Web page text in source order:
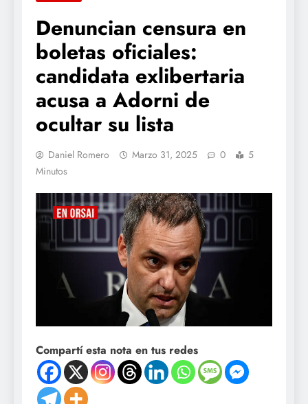
Denuncian censura en
boletas oficiales:
candidata exlibertaria
acusa a Adorni de
ocultar su lista
Daniel Romero Marzo 31, 2025 0
5
Minutos
Compartí esta nota en tus redes